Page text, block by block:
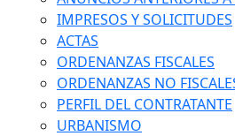
IMPRESOS Y SOLICITUDES
ACTAS
ORDENANZAS FISCALES
ORDENANZAS NO
PERFIL DEL CONTRATANTE
URBANISMO